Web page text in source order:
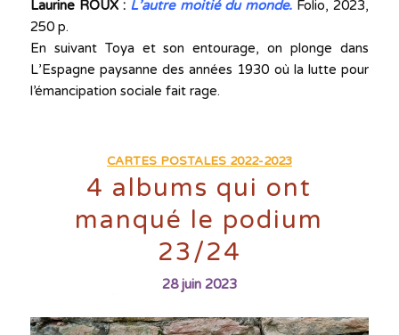
Laurine ROUX : L’autre moitié du monde. Folio, 2023,
250 p.
En suivant Toya et son entourage, on plonge dans
L’Espagne paysanne des années 1930 où la lutte pour
l’émancipation sociale fait rage.
CARTES POSTALES 2022-2023
4 albums qui ont
manqué le podium
23/24
28 juin 2023